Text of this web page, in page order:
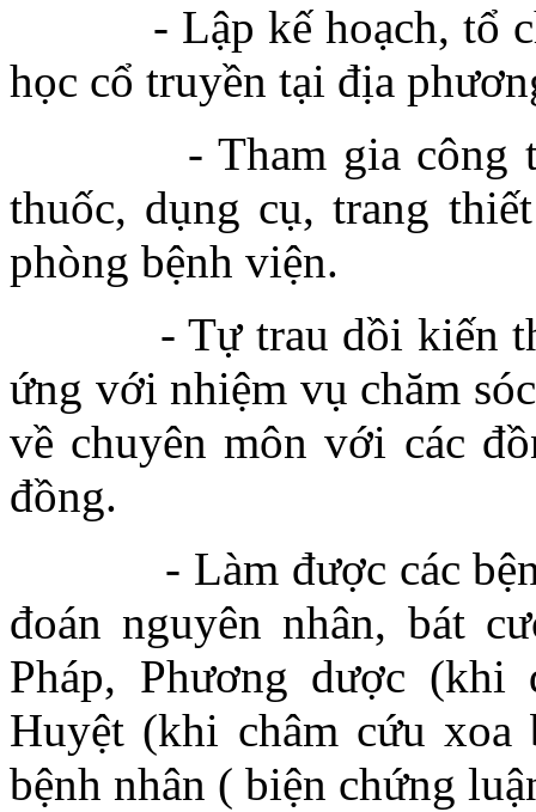
- Lập kế hoạch, tổ
học cổ truyền tại địa
- Tham gia công tác
thuốc, dụng cụ, trang
phòng bệnh viện.
- Tự trau dồi kiến thức
ứng với nhiệm vụ chăm
về chuyên môn với các
đồng.
- Làm được các bệnh
đoán nguyên nhân, bát
Pháp, Phương dược
Huyệt (khi châm cứu
bệnh nhân ( biện chứng